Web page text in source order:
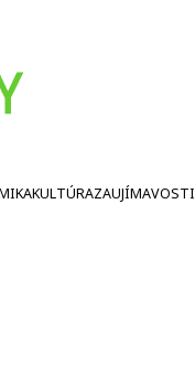
KULTÚRAZAUJÍMAVOSTI